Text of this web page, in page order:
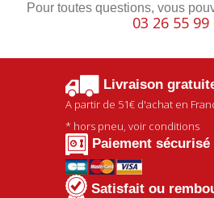
Pour toutes questions, vous
03 26 55 99
Livraison
A partir de 51€d'achat en
* hors pneu, voir conditions
Paiement sécurisé
Satisfait ou